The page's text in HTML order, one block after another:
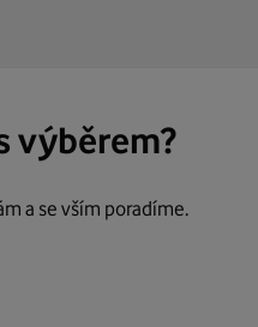
výběrem?
a se vším poradíme.